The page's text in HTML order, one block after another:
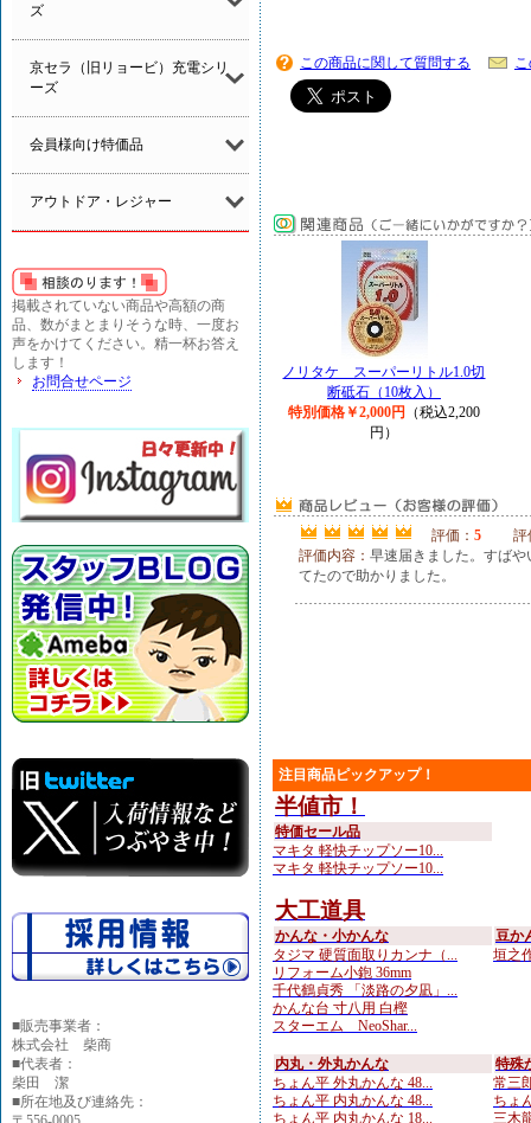
ズ
京セラ（旧リョービ）充電シリ
ーズ
会員様向け特価品
アウトドア・レジャー
掲載されていない商品や高額の商
品、数がまとまりそうな時、一度お
声をかけてください。精一杯お答え
します！
お問合せページ
■販売事業者：
株式会社 柴商
■代表者：
柴田 潔
■所在地及び連絡先：
この商品に関して質問する
ノリタケ スーパーリトル1.0切
断砥石（10枚入）
特別価格￥2,000円
（税込2,200
円）
評価： 5
評
評価内容： 早速届きました。すば
てたので助かりました。
注目商品ピックアップ！
半値市！
特価セール品
マキタ 軽快チップソー10...
マキタ 軽快チップソー10...
大工道具
かんな・小かんな
タジマ 硬質面取りカンナ（...
リフォーム小鉋 36mm
千代鶴貞秀 「淡路の夕凪」...
かんな台 寸八用 白樫
スターエム NeoShar...
豆か
垣之
内丸・外丸かんな
ちょん平 外丸かんな 48...
ちょん平 内丸かんな 48...
ちょん平 内丸かんな 18...
特殊
常三
ちょ
三木